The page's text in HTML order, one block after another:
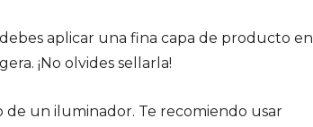
aplicar una fina capa de producto en
¡No olvides sellarla!
de un iluminador. Te recomiendo usar